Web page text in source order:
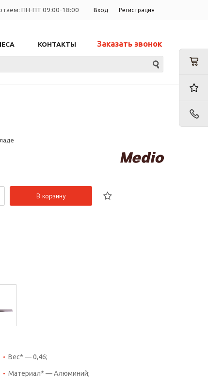
Вход Регистрация
ПН-ПТ 09:00-18:00
КОНТАКТЫ Заказать звонок
В корзину
Вес* — 0,46;
Материал* — Алюминий;